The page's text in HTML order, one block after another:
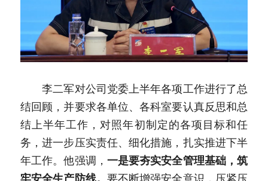
李二军对公司党委上半年各项工作进行了总
结回顾，并要求各单位、各科室要认真反思和总
结上半年工作，对照年初制定的各项目标和任
务，进一步压实责任、细化措施，扎实推进下半
年工作。他强调， 一是要夯实安全管理基础，筑